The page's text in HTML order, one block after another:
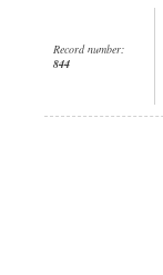
Record number:
844